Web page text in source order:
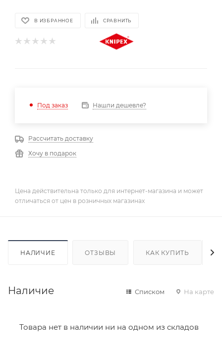
В ИЗБРАННОЕ СРАВНИТЬ
Под заказ Нашли дешевле?
Рассчитать доставку
Хочу в подарок
Цена действительна только для интернет-магазина и может
отличаться от цен в розничных магазинах
НАЛИЧИЕ ОТЗЫВЫ КАК КУПИТЬ
Наличие Списком На карте
Товара нет в наличии ни на одном из складов